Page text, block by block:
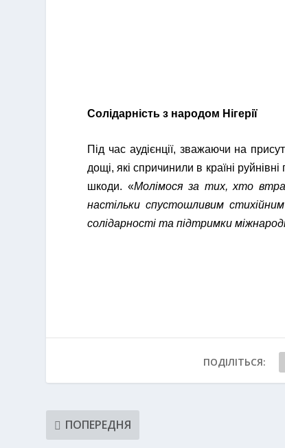
Солідарність з народом Нігерії
Під час аудієнції, зважаючи на
дощі, які спричинили в країні
шкоди. «Молімося за тих, хто
настільки спустошливим
солідарності та підтримки
ПОДІЛІТЬСЯ:
ПОПЕРЕДНЯ